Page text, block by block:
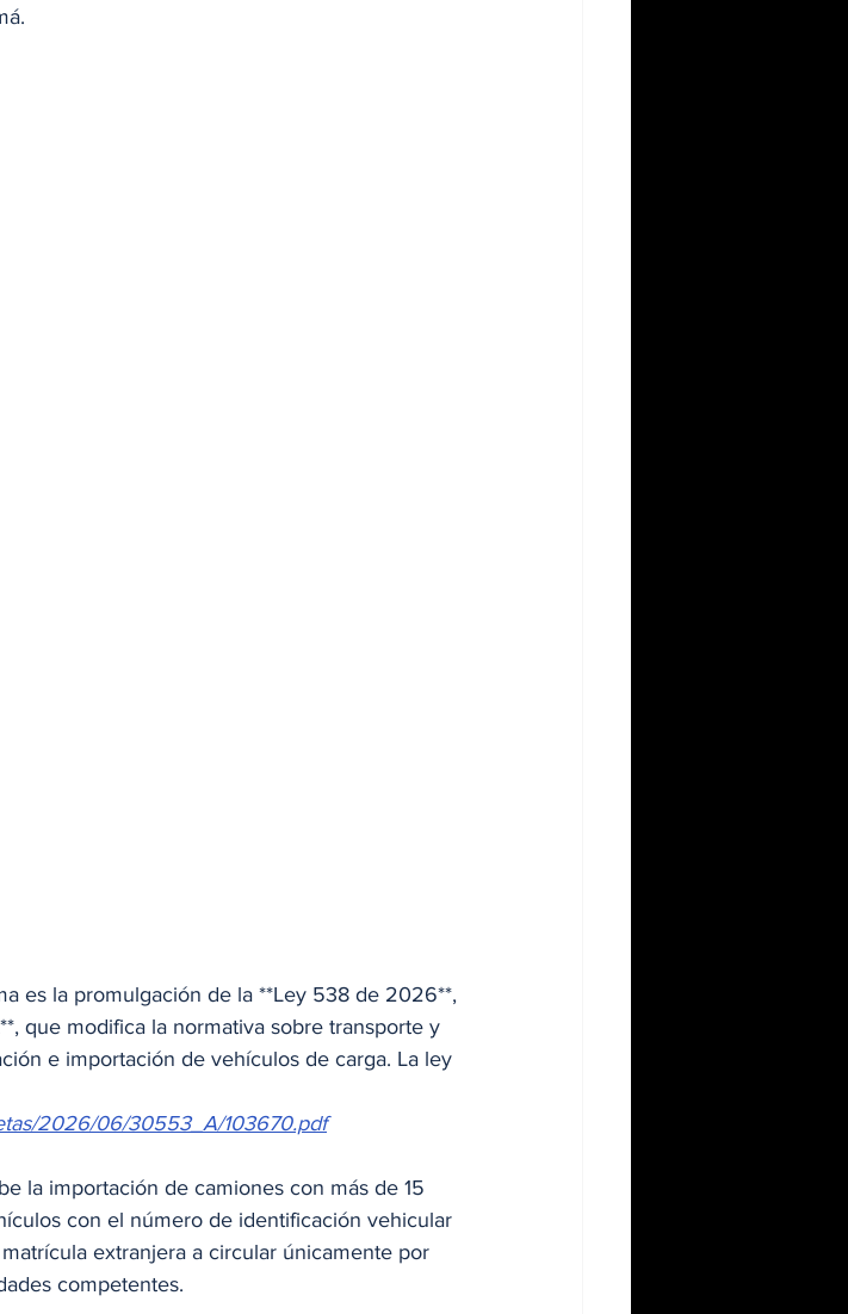
es la promulgación de la **Ley 538 de 2026**,
que modifica la normativa sobre transporte y
e importación de vehículos de carga. La ley
2026/06/30553_A/103670.pdf
la importación de camiones con más de 15
con el número de identificación vehicular
extranjera a circular únicamente por
competentes.